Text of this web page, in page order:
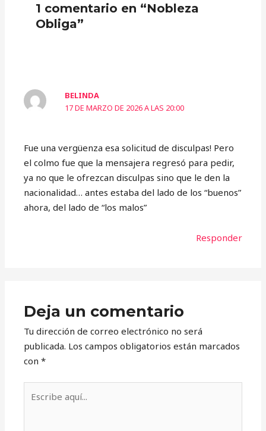
1 comentario en “Nobleza
Obliga”
BELINDA
17 DE MARZO DE 2026 A LAS 20:00
Fue una vergüenza esa solicitud de disculpas! Pero
el colmo fue que la mensajera regresó para pedir,
ya no que le ofrezcan disculpas sino que le den la
nacionalidad… antes estaba del lado de los “buenos”
ahora, del lado de “los malos”
Responder
Deja un comentario
Tu dirección de correo electrónico no será
publicada. Los campos obligatorios están marcados
con*
aquí...